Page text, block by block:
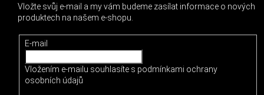
Vložte svůj e-mail a my vám budeme zasílat informace o nových
produktech na našem e-shopu.
E-mail
Vložením e-mailu souhlasíte s podmínkami ochrany
osobních údajů